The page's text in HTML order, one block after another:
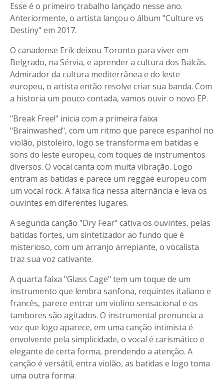
Esse é o primeiro trabalho lançado nesse ano.
Anteriormente, o artista lançou o álbum "Culture vs
Destiny" em 2017.
O canadense Erik deixou Toronto para viver em
Belgrado, na Sérvia, e aprender a cultura dos Balcãs.
Admirador da cultura mediterrânea e do leste
europeu, o artista então resolve criar sua banda. Com
a historia um pouco contada, vamos ouvir o novo EP.
"Break Free!" inicia com a primeira faixa
"Brainwashed", com um ritmo que parece espanhol no
violão, pistoleiro, logo se transforma em batidas e
sons do leste europeu, com toques de instrumentos
diversos. O vocal canta com muita vibração. Logo
entram as batidas e parece um reggae europeu com
um vocal rock. A faixa fica nessa alternância e leva os
ouvintes em diferentes lugares.
A segunda canção "Dry Fear" cativa os ouvintes, pelas
batidas fortes, um sintetizador ao fundo que é
misterioso, com um arranjo arrepiante, o vocalista
traz sua voz cativante.
A quarta faixa "Glass Cage" tem um toque de um
instrumento que lembra sanfona, requintes italiano e
francês, parece entrar um violino sensacional e os
tambores são agitados. O instrumental prenuncia a
voz que logo aparece, em uma canção intimista é
envolvente pela simplicidade, o vocal é carismático e
elegante de certa forma, prendendo a atenção. A
canção é versátil, entra violão, as batidas e logo toma
uma outra forma.